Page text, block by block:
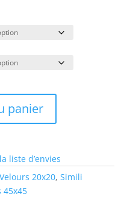
:
€
€
panier
liste d’envies
20x20,Simili
45x45